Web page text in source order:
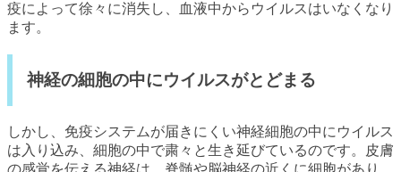
疫によって徐々に消失し、血液中からウイルスはいなくなり
ます。
神経の細胞の中にウイルスがとどまる
しかし、免疫システムが届きにくい神経細胞の中にウイルス
は入り込み、細胞の中で粛々と生き延びているのです。皮膚
の感覚を伝える神経は、脊髄や脳神経の近くに細胞があり、